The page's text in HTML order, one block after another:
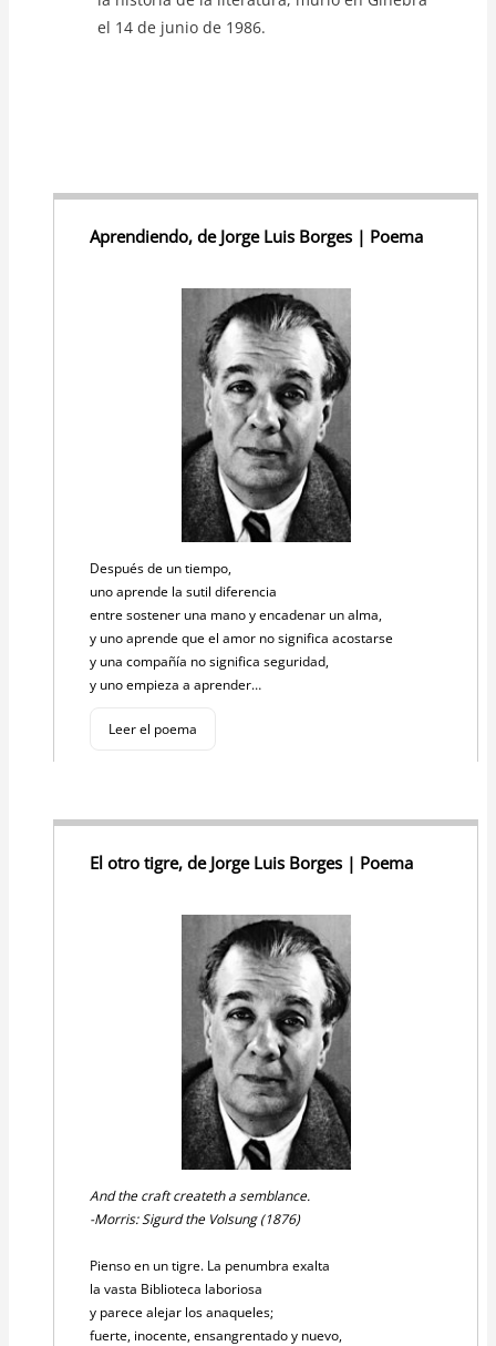
el 14 de junio de 1986.
Aprendiendo, de Jorge Luis Borges | Poema
Después de un tiempo,
uno aprende la sutil diferencia
entre sostener una mano y encadenar un alma,
y uno aprende que el amor no significa acostarse
y una compañía no significa seguridad,
y uno empieza a aprender…
Leer el poema
El otro tigre, de Jorge Luis Borges | Poema
And the craft createth a semblance.
-Morris: Sigurd the Volsung (1876)
Pienso en un tigre. La penumbra exalta
la vasta Biblioteca laboriosa
y parece alejar los anaqueles;
fuerte, inocente, ensangrentado y nuevo,